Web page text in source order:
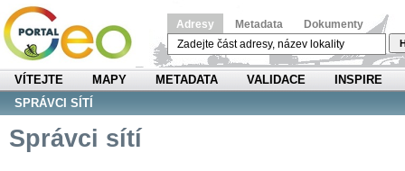
Adresy Metadata Dokumenty
VÍTEJTE MAPY METADATA VALIDACE
INSPIRE
SPRÁVCI SÍTÍ
Správci sítí